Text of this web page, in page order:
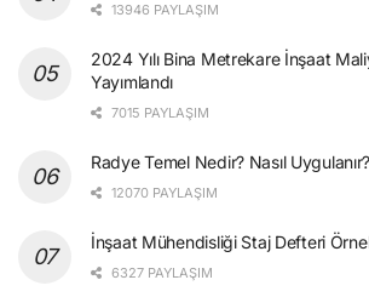
13946 PAYLAŞIM
2024 Yılı Bina Metrekare İnşaat
Yayımlandı
7015 PAYLAŞIM
Radye Temel Nedir? Nasıl Uygulanır?
12070 PAYLAŞIM
İnşaat Mühendisliği Staj Defteri
6327 PAYLAŞIM